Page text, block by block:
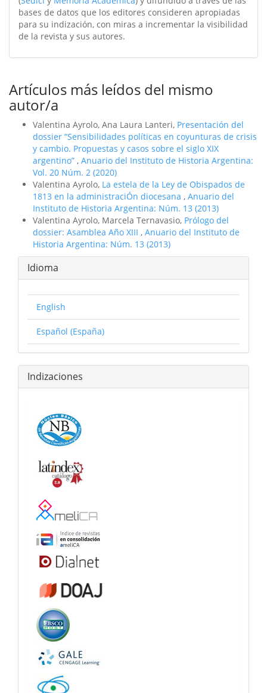
bases de datos que los editores consideren apropiadas
para su indización, con miras a incrementar la visibilidad
de la revista y sus autores.
Artículos más leídos del mismo
autor/a
Valentina Ayrolo, Ana Laura Lanteri, Presentación del
dossier “Sensibilidades polí­ticas en coyunturas de crisis
y cambio. Propuestas y casos sobre el siglo XIX
argentino” , Anuario del Instituto de Historia Argentina:
Vol. 20 Núm. 2 (2020)
Valentina Ayrolo, La estela de la Ley de Obispados de
1813 en la administraciÓn diocesana , Anuario del
Instituto de Historia Argentina: Núm. 13 (2013)
Valentina Ayrolo, Marcela Ternavasio, Prólogo del
dossier: Asamblea Año XIII , Anuario del Instituto de
Historia Argentina: Núm. 13 (2013)
Idioma
English
Español (España)
Indizaciones